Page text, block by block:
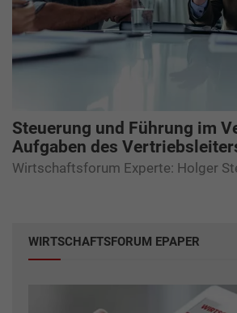
Steuerung und Führung im
Aufgaben des
Wirtschaftsforum Experte: Holger
WIRTSCHAFTSFORUM EPAPER